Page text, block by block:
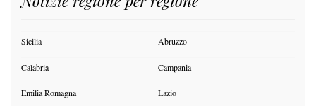
Sicilia Abruzzo
Calabria Campania
Emilia Romagna Lazio